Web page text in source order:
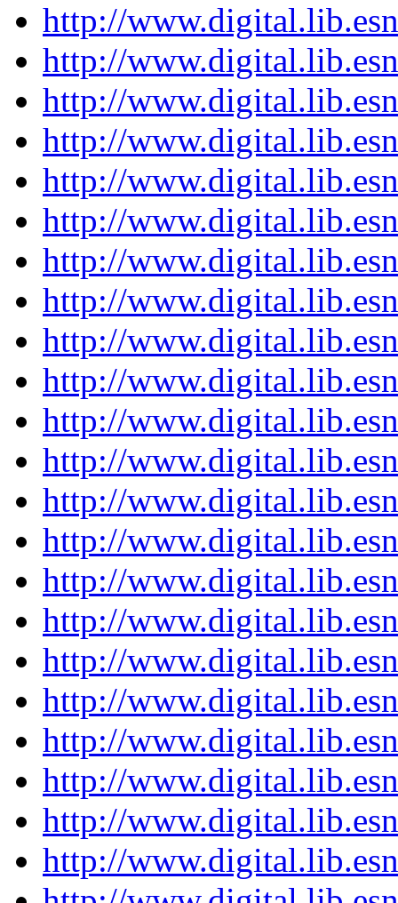
http://
http://
http://
http://
http://
http://
http://
http://
http://
http://
http://
http://
http://
http://
http://
http://
http://
http://
http://
http://
http://
http://